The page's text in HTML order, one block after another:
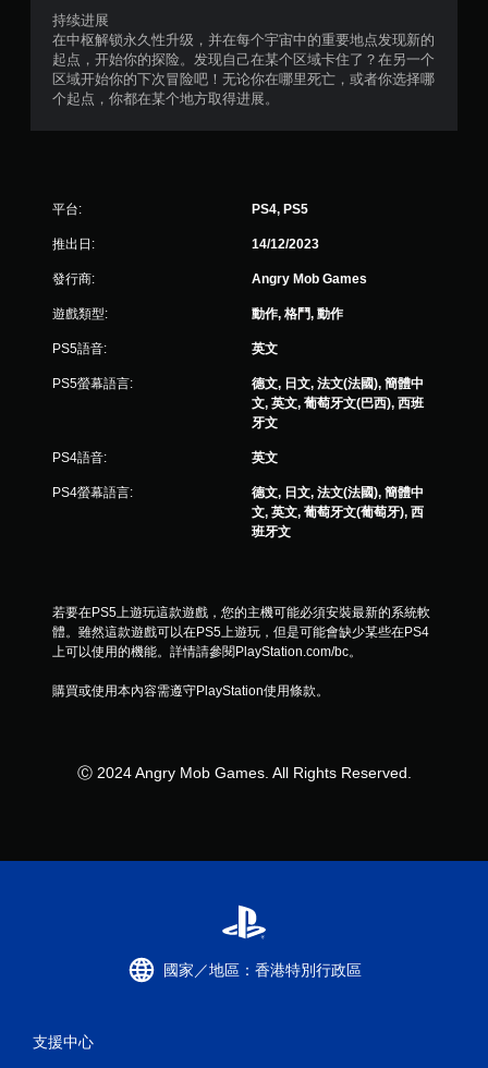
持续进展
在中枢解锁永久性升级，并在每个宇宙中的重要地点发现新的
起点，开始你的探险。发现自己在某个区域卡住了？在另一个
区域开始你的下次冒险吧！无论你在哪里死亡，或者你选择哪
个起点，你都在某个地方取得进展。
平台: PS4, PS5
推出日: 14/12/2023
發行商: Angry Mob Games
遊戲類型: 動作, 格鬥, 動作
PS5語音: 英文
PS5螢幕語言:
德文, 日文, 法文(法國), 簡體中
文, 英文, 葡萄牙文(巴西), 西班
牙文
PS4語音: 英文
PS4螢幕語言:
德文, 日文, 法文(法國), 簡體中
文, 英文, 葡萄牙文(葡萄牙), 西
班牙文
若要在PS5上遊玩這款遊戲，您的主機可能必須安裝最新的系統軟
體。雖然這款遊戲可以在PS5上遊玩，但是可能會缺少某些在PS4
上可以使用的機能。詳情請參閱PlayStation.com/bc。
購買或使用本內容需遵守PlayStation使用條款。
Ⓒ 2024 Angry Mob Games. All Rights Reserved.
國家／地區：香港特別行政區
支援中心